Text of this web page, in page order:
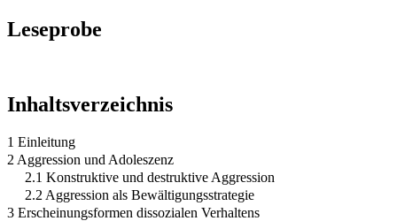
Leseprobe
Inhaltsverzeichnis
1 Einleitung
2 Aggression und Adoleszenz
2.1 Konstruktive und destruktive Aggression
2.2 Aggression als Bewältigungsstrategie
3 Erscheinungsformen dissozialen Verhaltens